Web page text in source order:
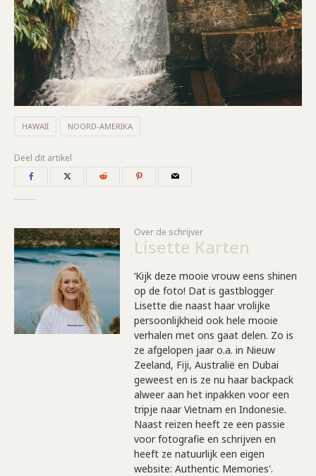
HAWAII NOORD-AMERIKA
Deel dit artikel
Over de schrijver
Lisette Karten
‘Kijk deze mooie vrouw eens shinen
op de foto! Dat is gastblogger
Lisette die naast haar vrolijke
persoonlijkheid ook hele mooie
verhalen met ons gaat delen. Zo is
ze afgelopen jaar o.a. in Nieuw
Zeeland, Fiji, Australië en Dubai
geweest en is ze nu haar backpack
alweer aan het inpakken voor een
tripje naar Vietnam en Indonesie.
Naast reizen heeft ze een passie
voor fotografie en schrijven en
heeft ze natuurlijk een eigen
website: Authentic Memories'.